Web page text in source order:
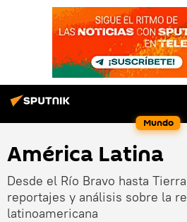
Mundo
América Latina
Desde el Río Bravo hasta
reportajes y análisis sobre la
latinoamericana